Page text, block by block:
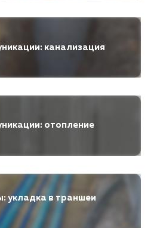
канализация
отопление
укладка в траншеи